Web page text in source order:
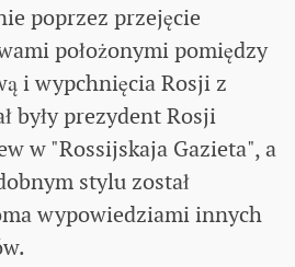
poprzez przejęcie
położonymi pomiędzy
i wypchnięcia Rosji z
były prezydent Rosji
w "Rossijskaja Gazieta", a
stylu został
wypowiedziami innych